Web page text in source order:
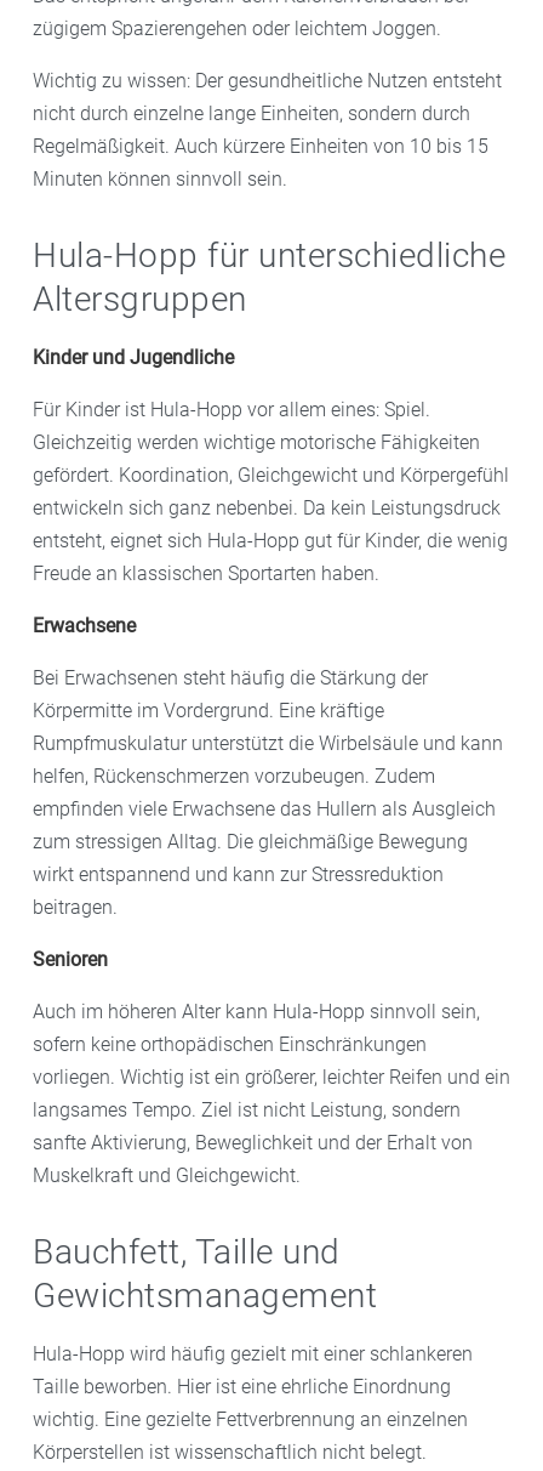
zügigem Spazierengehen oder leichtem Joggen.
Wichtig zu wissen: Der gesundheitliche Nutzen entsteht
nicht durch einzelne lange Einheiten, sondern durch
Regelmäßigkeit. Auch kürzere Einheiten von 10 bis 15
Minuten können sinnvoll sein.
Hula-Hopp für unterschiedliche
Altersgruppen
Kinder und Jugendliche
Für Kinder ist Hula-Hopp vor allem eines: Spiel.
Gleichzeitig werden wichtige motorische Fähigkeiten
gefördert. Koordination, Gleichgewicht und Körpergefühl
entwickeln sich ganz nebenbei. Da kein Leistungsdruck
entsteht, eignet sich Hula-Hopp gut für Kinder, die wenig
Freude an klassischen Sportarten haben.
Erwachsene
Bei Erwachsenen steht häufig die Stärkung der
Körpermitte im Vordergrund. Eine kräftige
Rumpfmuskulatur unterstützt die Wirbelsäule und kann
helfen, Rückenschmerzen vorzubeugen. Zudem
empfinden viele Erwachsene das Hullern als Ausgleich
zum stressigen Alltag. Die gleichmäßige Bewegung
wirkt entspannend und kann zur Stressreduktion
beitragen.
Senioren
Auch im höheren Alter kann Hula-Hopp sinnvoll sein,
sofern keine orthopädischen Einschränkungen
vorliegen. Wichtig ist ein größerer, leichter Reifen und ein
langsames Tempo. Ziel ist nicht Leistung, sondern
sanfte Aktivierung, Beweglichkeit und der Erhalt von
Muskelkraft und Gleichgewicht.
Bauchfett, Taille und
Gewichtsmanagement
Hula-Hopp wird häufig gezielt mit einer schlankeren
Taille beworben. Hier ist eine ehrliche Einordnung
wichtig. Eine gezielte Fettverbrennung an einzelnen
Körperstellen ist wissenschaftlich nicht belegt.